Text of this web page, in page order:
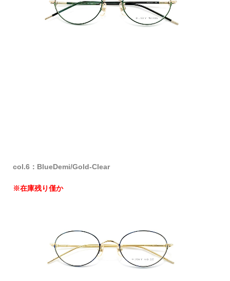
col.6：BlueDemi/Gold-Clear
※在庫残り僅か